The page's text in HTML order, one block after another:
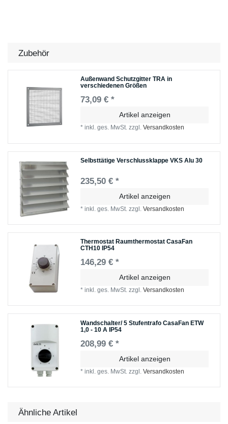
Zubehör
Außenwand Schutzgitter TRA in
verschiedenen Größen
73,09 € *
Artikel anzeigen
*inkl. ges. MwSt. zzgl.Versandkosten
Selbsttätige Verschlussklappe VKS Alu 30
235,50 € *
Artikel anzeigen
*inkl. ges. MwSt. zzgl.Versandkosten
Thermostat Raumthermostat CasaFan
CTH10 IP54
146,29 € *
Artikel anzeigen
*inkl. ges. MwSt. zzgl.Versandkosten
Wandschalter/ 5 Stufentrafo CasaFan ETW
1,0 - 10 A IP54
208,99 € *
Artikel anzeigen
*inkl. ges. MwSt. zzgl.Versandkosten
Ähnliche Artikel